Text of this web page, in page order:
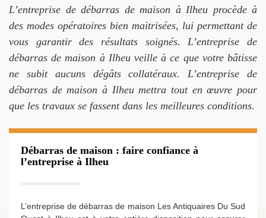
L’entreprise de débarras de maison à Ilheu procède à
des modes opératoires bien maitrisées, lui permettant de
vous garantir des résultats soignés. L’entreprise de
débarras de maison à Ilheu veille à ce que votre bâtisse
ne subit aucuns dégâts collatéraux. L’entreprise de
débarras de maison à Ilheu mettra tout en œuvre pour
que les travaux se fassent dans les meilleures conditions.
Débarras de maison : faire confiance à
l’entreprise à Ilheu
L’entreprise de débarras de maison Les Antiquaires Du Sud